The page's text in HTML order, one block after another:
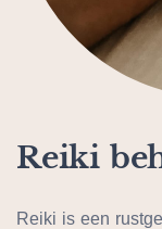
Reiki
Reiki is een